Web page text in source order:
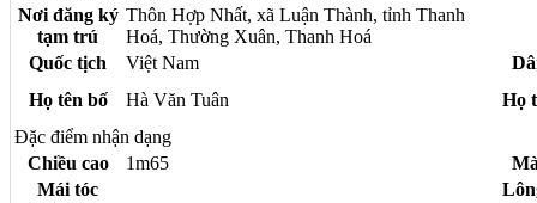
Nơi đăng ký
tạm trú
Thôn Hợp Nhất, xã Luận Thành, tỉnh Thanh
Hoá, Thường Xuân, Thanh Hoá
Quốc tịch
Việt Nam
Họ tên bố
Hà Văn Tuân
Họ
Đặc điểm nhận dạng
Chiều cao
1m65
Mái tóc